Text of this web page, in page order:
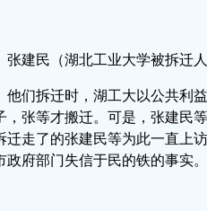
张建民（湖北工业大学被拆迁人
他们拆迁时，湖工大以公共利
，张等才搬迁。可是，张建民
迁走了的张建民等为此一直上
政府部门失信于民的铁的事实。